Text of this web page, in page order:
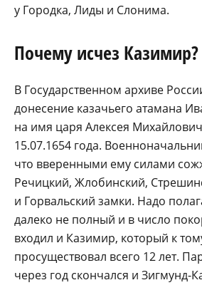
у Городка, Лиды и Слонима.
Почему исчез Казимир?
В Государственном архиве
донесение казачьего атамана
на имя царя Алексея
15.07.1654 года.
что вверенными ему силами
Речицкий, Жлобинский,
и Горвальский замки. Надо
далеко не полный и в число
входил и Казимир, который к
просуществовал всего 12 лет.
через год скончался и Зигмунд-